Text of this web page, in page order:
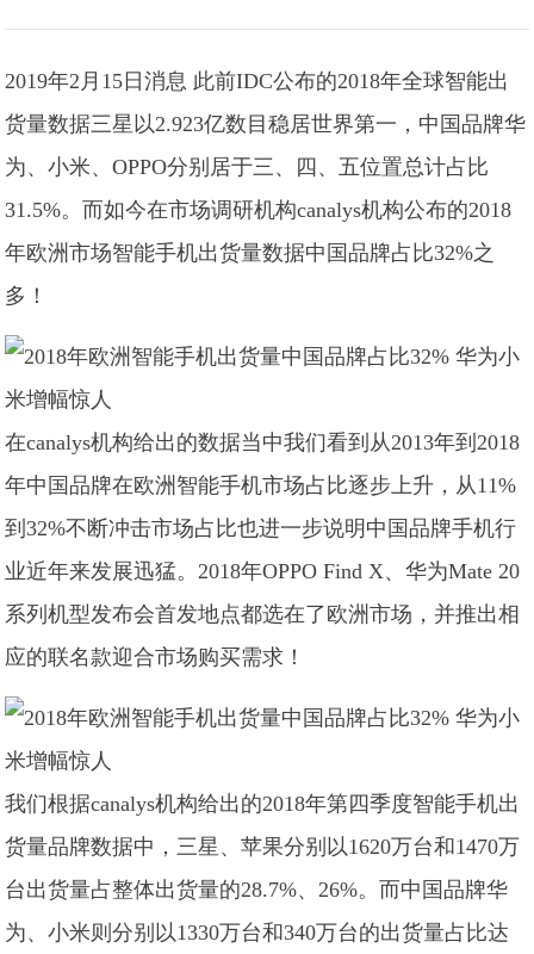
2019年2月15日消息 此前IDC公布的2018年全球智能出
货量数据三星以2.923亿数目稳居世界第一，中国品牌华
为、小米、OPPO分别居于三、四、五位置总计占比
31.5%。而如今在市场调研机构canalys机构公布的2018
年欧洲市场智能手机出货量数据中国品牌占比32%之
多！
在canalys机构给出的数据当中我们看到从2013年到2018
年中国品牌在欧洲智能手机市场占比逐步上升，从11%
到32%不断冲击市场占比也进一步说明中国品牌手机行
业近年来发展迅猛。2018年OPPO Find X、华为Mate 20
系列机型发布会首发地点都选在了欧洲市场，并推出相
应的联名款迎合市场购买需求！
我们根据canalys机构给出的2018年第四季度智能手机出
货量品牌数据中，三星、苹果分别以1620万台和1470万
台出货量占整体出货量的28.7%、26%。而中国品牌华
为、小米则分别以1330万台和340万台的出货量占比达